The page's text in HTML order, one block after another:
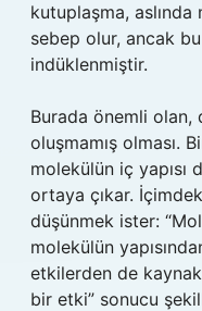
kutuplaşma, aslında
sebep olur, ancak
indüklenmiştir.
Burada önemli
oluşmamış olması.
molekülün iç
ortaya çıkar.
düşünmek ister:
molekülün
etkilerden de
bir etki” sonucu